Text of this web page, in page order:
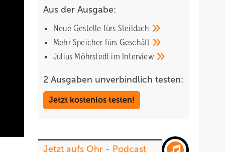
Aus der Ausgabe:
Neue Gestelle fürs Steildach
Mehr Speicher fürs Geschäft
Julius Möhrstedt im Interview
2 Ausgaben unverbindlich testen:
Jetzt kostenlos testen!
Jetzt aufs Ohr - Podcast